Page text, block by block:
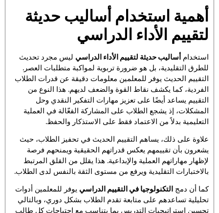
أهمية استخدام أساليب حديثة
لتقييم الأداء الدراسي
استخدام أساليب حديثة لتقييم الأداء الدراسي ليس مجرد تحديث
للطرق التقليدية، بل هو ضرورة تربوية لمواكبة متطلبات العصر.
التقييم الحديث يوفر للمعلمين معلومات دقيقة عن قدرات الطلاب
الفردية، كما يكشف نقاط القوة والضعف لديهم. هذا النوع من
التقييم يساعد أيضًا على تعزيز مهارات التفكير النقدي وحل
المشكلات، إذ يشجع الطلاب على المشاركة الفعّالة في العملية
التعليمية بدلاً من الاعتماد فقط على الاستذكار والحفظ.
علاوة على ذلك، يساهم التقييم الحديث في تحفيز الطلاب، حيث
يشعرون بأن تقييمهم يعكس قدراتهم الحقيقية ويمنحهم فرصة
لإظهار مهاراتهم العملية والإبداعية. هذا يقلل من القلق المرتبط
بالاختبارات التقليدية ويرفع من مستوى الثقة بالنفس لدى الطلاب.
كما أن دمج التكنولوجيا في التقييم الدراسي يوفر للمعلمين أدوات
تحليلية تساعدهم على متابعة تقدم الطلاب بشكل دوري، وبالتالي
تحسين استراتيجيات التدريس بما يتناسب مع احتياجات كل طالب